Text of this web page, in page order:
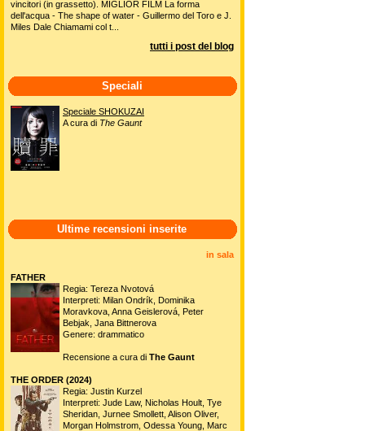
vincitori (in grassetto). MIGLIOR FILM La forma
dell'acqua - The shape of water - Guillermo del Toro e J.
Miles Dale Chiamami col t...
tutti i post del blog
Speciali
Speciale SHOKUZAI
A cura di The Gaunt
Ultime recensioni inserite
in sala
FATHER
Regia: Tereza Nvotová
Interpreti: Milan Ondrík, Dominika
Moravkova, Anna Geislerová, Peter
Bebjak, Jana Bittnerova
Genere: drammatico
Recensione a cura di The Gaunt
THE ORDER (2024)
Regia: Justin Kurzel
Interpreti: Jude Law, Nicholas Hoult, Tye
Sheridan, Jurnee Smollett, Alison Oliver,
Morgan Holmstrom, Odessa Young, Marc